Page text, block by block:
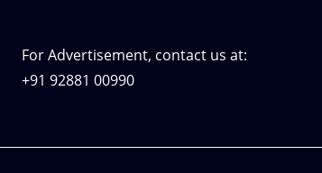
For Advertisement, contact us at:
+91 92881 00990